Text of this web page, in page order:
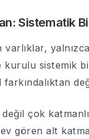
Sistematik
varlıklar,
sistemik
çok
gören alt